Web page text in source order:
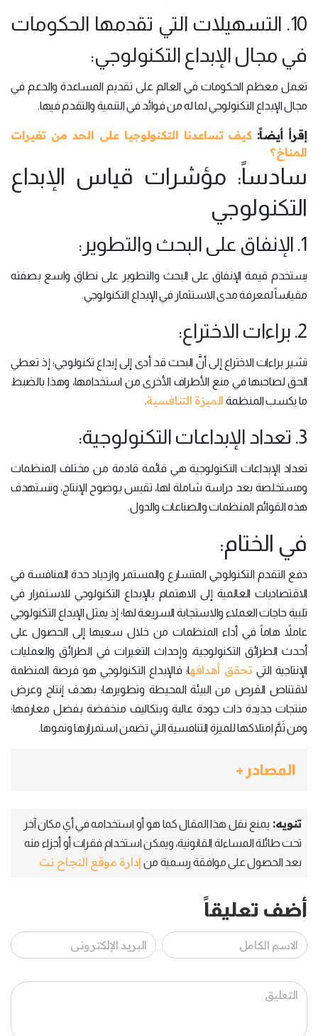
10. التسهيلات التي تقدمها الحكومات
في مجال الإبداع التكنولوجي:
تعمل معظم الحكومات في العالم على تقديم المساعدة والدعم في
مجال الإبداع التكنولوجي لما له من فوائد في التنمية والتقدم فيها.
إقرأ أيضاً:كيف تساعدنا التكنولوجيا على الحد من تغيرات
المناخ؟
سادساً: مؤشرات قياس الإبداع
التكنولوجي
1. الإنفاق على البحث والتطوير:
يستخدم قيمة الإنفاق على البحث والتطوير على نطاق واسع بصفته
مقياساً لمعرفة مدى الاستثمار في الإبداع التكنولوجي.
2. براءات الاختراع:
تشير براءات الاختراع إلى أنَّ البحث قد أدى إلى إبداع تكنولوجي؛ إذ تعطي
الحق لصاحبها في منع الأطراف الأخرى من استخدامها، وهذا بالضبط
ما يكسب المنظمة الميزة التنافسية.
3. تعداد الإبداعات التكنولوجية:
تعداد الإبداعات التكنولوجية هي قائمة قادمة من مختلف المنظمات
ومستخلصة بعد دراسة شاملة لها، تقيس بوضوح الإنتاج، وتستهدف
هذه القوائم المنظمات والصناعات والدول.
في الختام:
دفع التقدم التكنولوجي المتسارع والمستمر وازدياد حدة المنافسة في
الاقتصاديات العالمية إلى الاهتمام بالإبداع التكنولوجي للاستمرار في
تلبية حاجات العملاء والاستجابة السريعة لها؛ إذ يمثل الإبداع التكنولوجي
عاملاً هاماً في أداء المنظمات من خلال سعيها إلى الحصول على
أحدث الطرائق التكنولوجية، وإحداث التغيرات في الطرائق والعمليات
الإنتاجية التي تحقق أهدافها؛ فالإبداع التكنولوجي هو فرصة المنظمة
لاقتناص الفرص من البيئة المحيطة وتطويرها؛ بهدف إنتاج وعرض
منتجات جديدة ذات جودة عالية وبتكاليف منخفضة بفضل معارفها؛
ومن ثَمَّ امتلاكها للميزة التنافسية التي تضمن استمرارها ونموها.
المصادر +
تنويه: يمنع نقل هذا المقال كما هو أو استخدامه في أي مكان آخر
تحت طائلة المساءلة القانونية، ويمكن استخدام فقرات أو أجزاء منه
بعد الحصول على موافقة رسمية من إدارة موقع النجاح نت
أضف تعليقاً